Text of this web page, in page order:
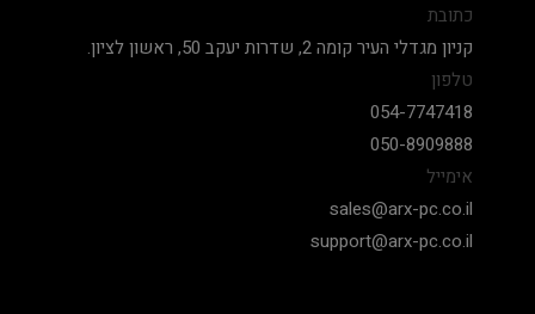
כתובת
קניון מגדלי העיר קומה 2, שדרות יעקב 50, ראשון לציון.
טלפון
054-7747418
050-8909888
אימייל
sales@arx-pc.co.il
support@arx-pc.co.il